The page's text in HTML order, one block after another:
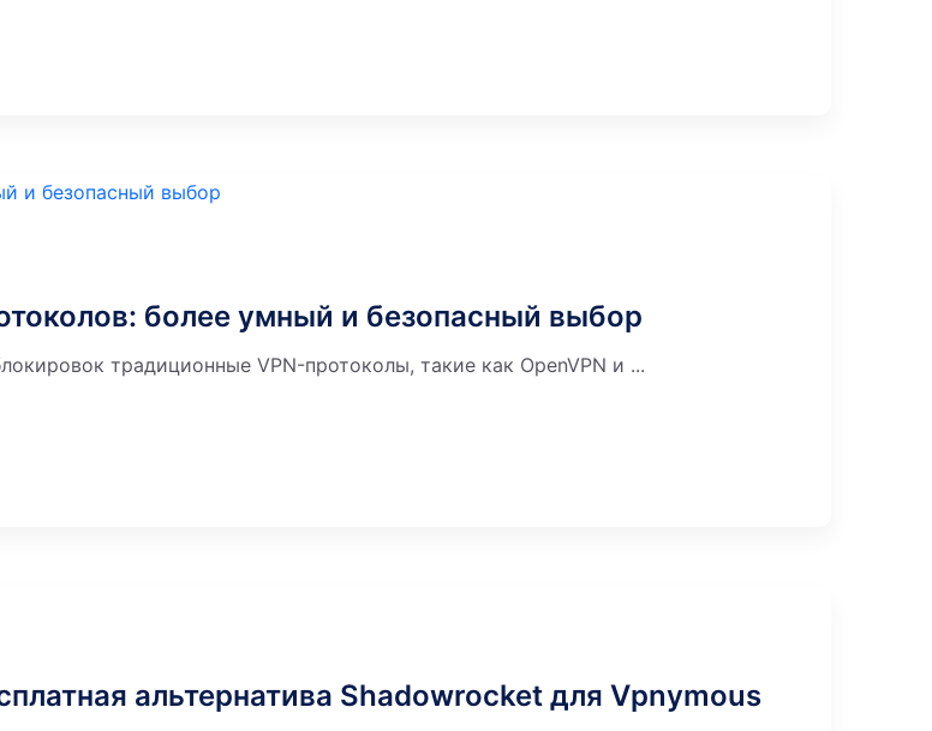
более умный и безопасный выбор
традиционные VPN-протоколы, такие как OpenVPN и ...
альтернатива Shadowrocket для Vpnymous